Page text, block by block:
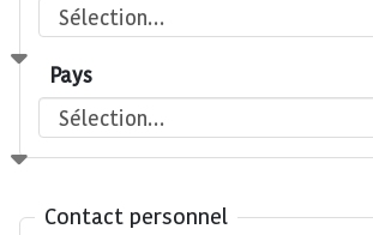
Pays
Contact personnel